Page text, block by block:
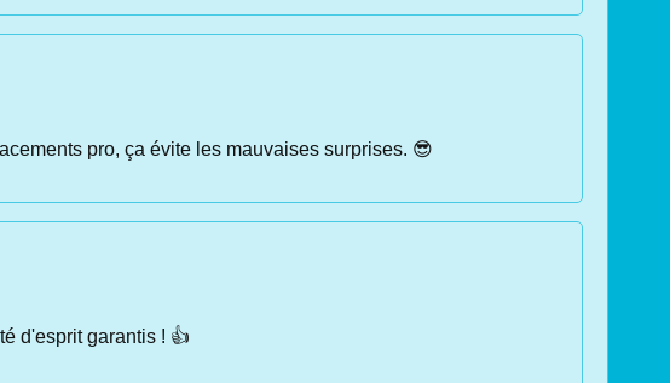
pro, ça évite les mauvaises surprises. 😎
d'esprit garantis ! 👍